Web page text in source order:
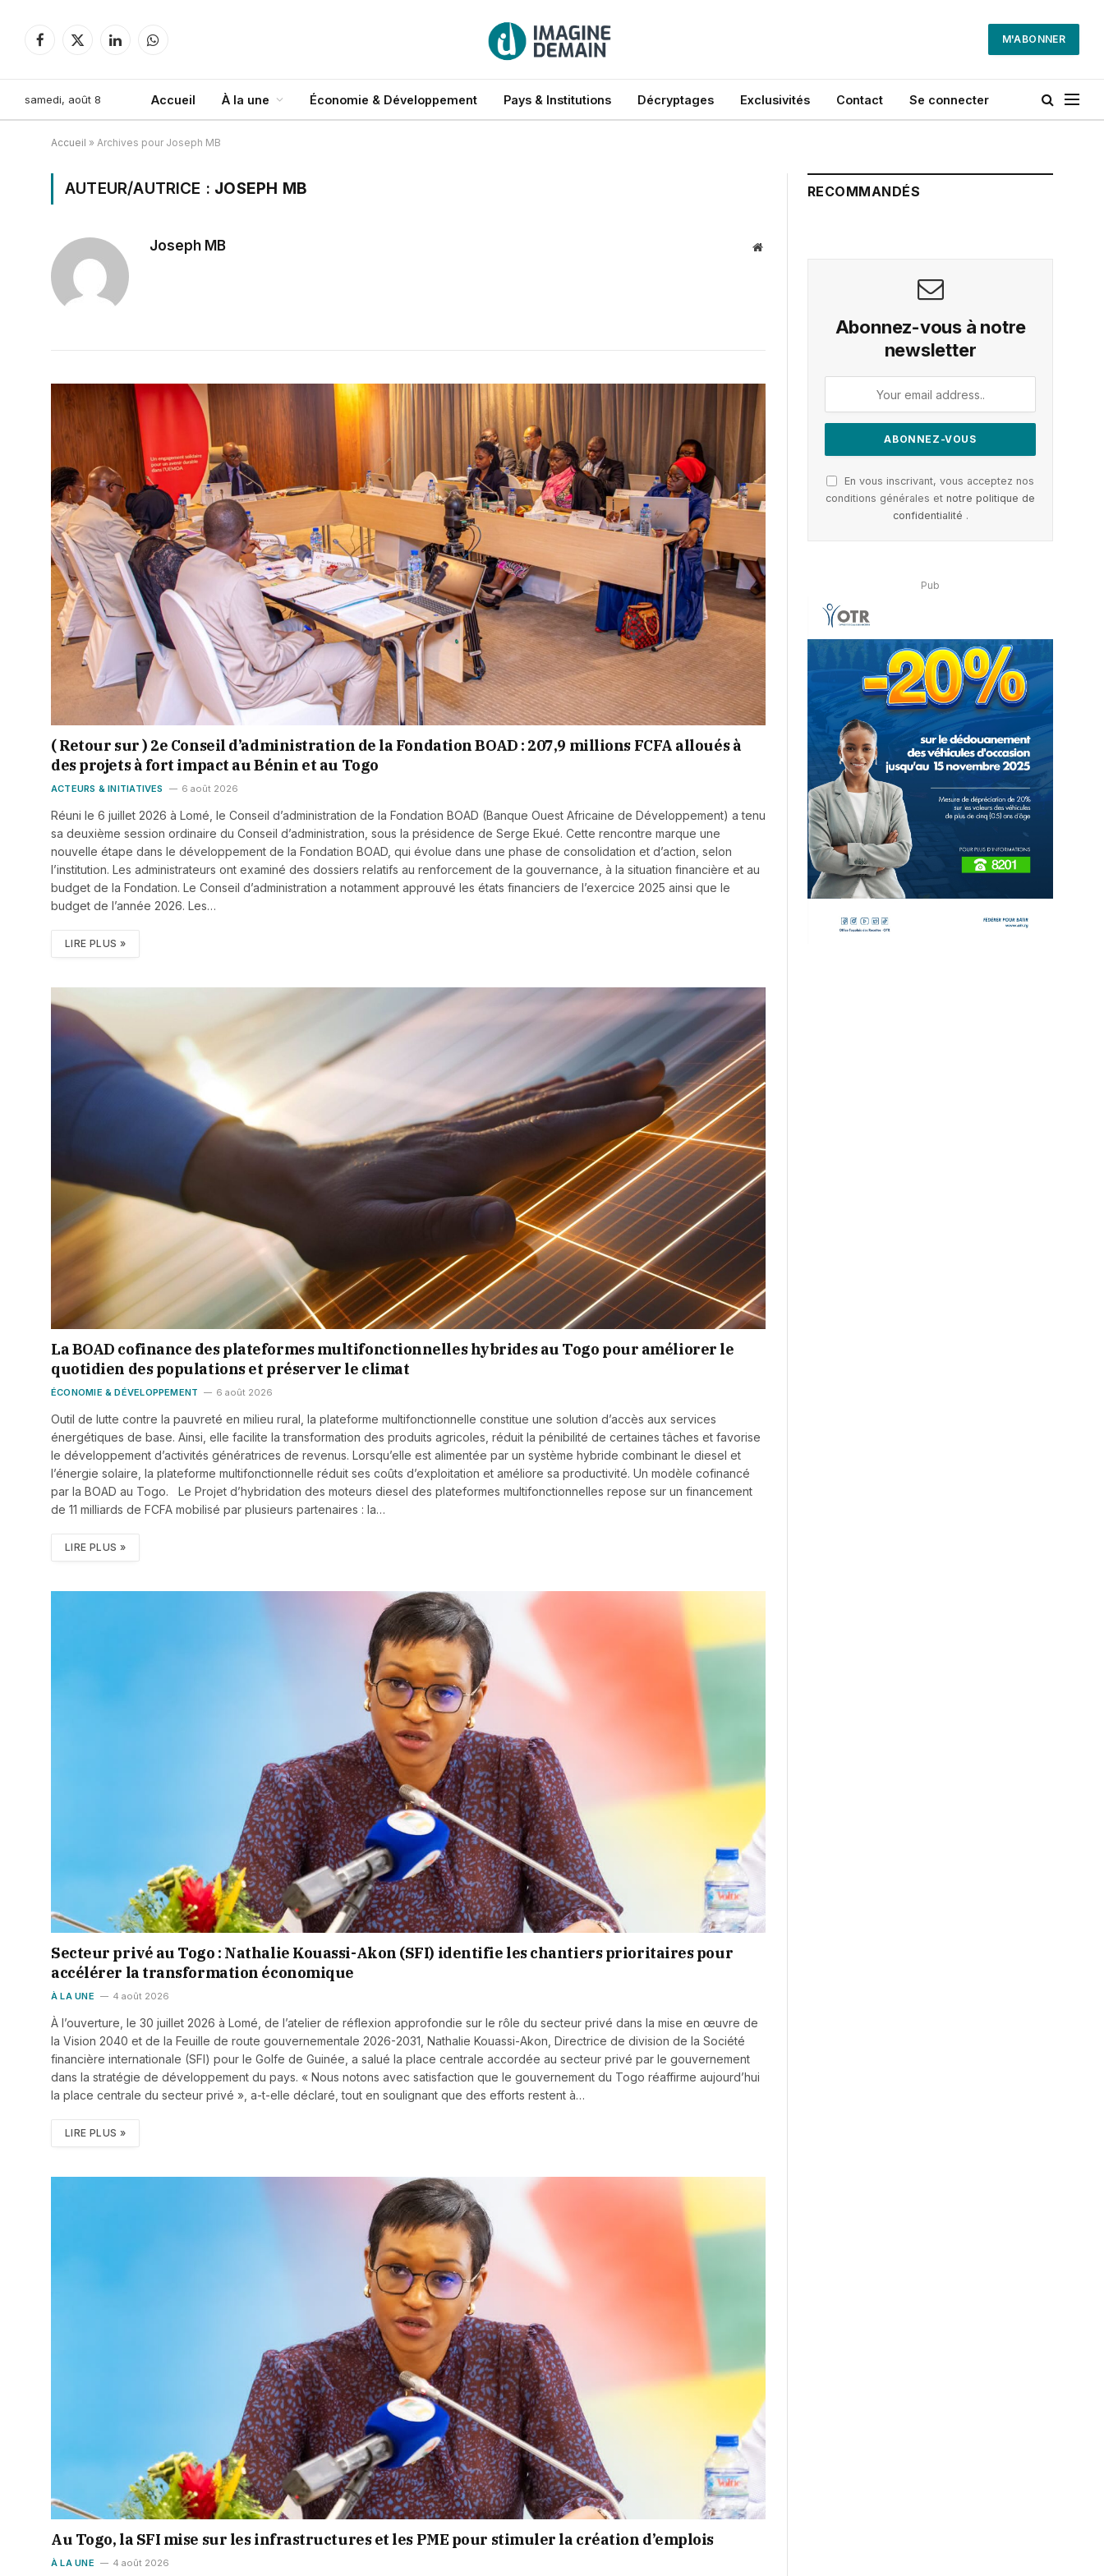
Facebook
X
LinkedInWhatsApp
M'ABONNER
samedi, août 8 Accueil À la une Économie & Développement Pays & Institutions Décryptages Exclusivités Contact Se connecter
Accueil » Archives pour Joseph MB
AUTEUR/AUTRICE : JOSEPH MB
Joseph MB Website
( Retour sur ) 2e Conseil d’administration de la Fondation BOAD : 207,9 millions FCFA alloués à
des projets à fort impact au Bénin et au Togo
ACTEURS & INITIATIVES 6 août 2026
Réuni le 6 juillet 2026 à Lomé, le Conseil d’administration de la Fondation BOAD (Banque Ouest Africaine de Développement) a tenu
sa deuxième session ordinaire du Conseil d’administration, sous la présidence de Serge Ekué. Cette rencontre marque une
nouvelle étape dans le développement de la Fondation BOAD, qui évolue dans une phase de consolidation et d’action, selon
l’institution. Les administrateurs ont examiné des dossiers relatifs au renforcement de la gouvernance, à la situation financière et au
budget de la Fondation. Le Conseil d’administration a notamment approuvé les états financiers de l’exercice 2025 ainsi que le
budget de l’année 2026. Les…
LIRE PLUS »
La BOAD cofinance des plateformes multifonctionnelles hybrides au Togo pour améliorer le
quotidien des populations et préserver le climat
ÉCONOMIE & DÉVELOPPEMENT 6 août 2026
Outil de lutte contre la pauvreté en milieu rural, la plateforme multifonctionnelle constitue une solution d’accès aux services
énergétiques de base. Ainsi, elle facilite la transformation des produits agricoles, réduit la pénibilité de certaines tâches et favorise
le développement d’activités génératrices de revenus. Lorsqu’elle est alimentée par un système hybride combinant le diesel et
l’énergie solaire, la plateforme multifonctionnelle réduit ses coûts d’exploitation et améliore sa productivité. Un modèle cofinancé
par la BOAD au Togo. Le Projet d’hybridation des moteurs diesel des plateformes multifonctionnelles repose sur un financement
de 11 milliards de FCFA mobilisé par plusieurs partenaires : la…
LIRE PLUS »
Secteur privé au Togo : Nathalie Kouassi-Akon (SFI) identifie les chantiers prioritaires pour
accélérer la transformation économique
À LA UNE 4 août 2026
À l’ouverture, le 30 juillet 2026 à Lomé, de l’atelier de réflexion approfondie sur le rôle du secteur privé dans la mise en œuvre de
la Vision 2040 et de la Feuille de route gouvernementale 2026-2031, Nathalie Kouassi-Akon, Directrice de division de la Société
financière internationale (SFI) pour le Golfe de Guinée, a salué la place centrale accordée au secteur privé par le gouvernement
dans la stratégie de développement du pays. « Nous notons avec satisfaction que le gouvernement du Togo réaffirme aujourd’hui
la place centrale du secteur privé », a-t-elle déclaré, tout en soulignant que des efforts restent à…
LIRE PLUS »
Au Togo, la SFI mise sur les infrastructures et les PME pour stimuler la création d’emplois
À LA UNE 4 août 2026
RECOMMANDÉS
Abonnez-vous à notre
newsletter
En vous inscrivant, vous acceptez nos
conditions générales et notre politique de
confidentialité .
Pub